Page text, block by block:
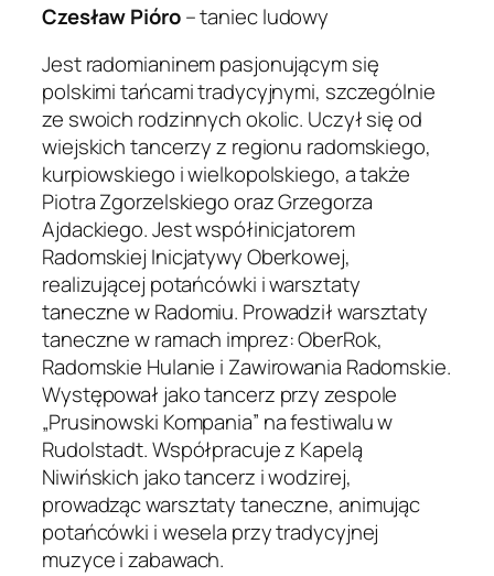
Czesław Pióro– taniec ludowy
Jest radomianinem pasjonującym się
polskimi tańcami tradycyjnymi, szczególnie
ze swoich rodzinnych okolic. Uczył się od
wiejskich tancerzy z regionu radomskiego,
kurpiowskiego i wielkopolskiego, a także
Piotra Zgorzelskiego oraz Grzegorza
Ajdackiego. Jest współinicjatorem
Radomskiej Inicjatywy Oberkowej,
realizującej potańcówki i warsztaty
taneczne w Radomiu. Prowadził warsztaty
taneczne w ramach imprez: OberRok,
Radomskie Hulanie i Zawirowania Radomskie.
Występował jako tancerz przy zespole
„Prusinowski Kompania” na festiwalu w
Rudolstadt. Współpracuje z Kapelą
Niwińskich jako tancerz i wodzirej,
prowadząc warsztaty taneczne, animując
potańcówki i wesela przy tradycyjnej
muzyce i zabawach.